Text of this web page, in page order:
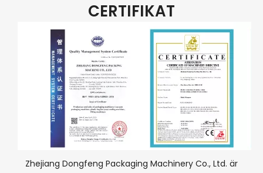
CERTIFIKAT
Zhejiang Dongfeng Packaging Machinery Co., Ltd. är